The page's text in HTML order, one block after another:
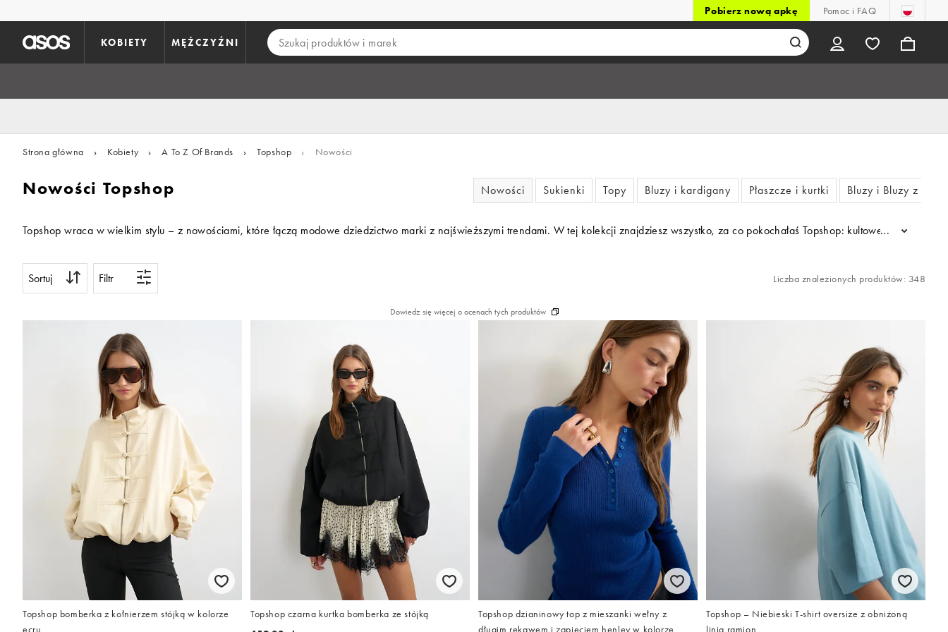
Pobierz nową apkę Pomoc i FAQ
KOBIETY MĘŻCZYŹNI
Strona główna › Kobiety › A To Z Of Brands › Topshop › Nowości
Nowości Topshop Nowości Sukienki Topy Bluzy i kardigany Płaszcze i kurtki Bluzy i Bluzy z
Topshop wraca w wielkim stylu – z nowościami, które łączą modowe dziedzictwo marki z najświeższymi trendami. W tej kolekcji znajdziesz wszystko, za co pokochałaś Topshop: kultowe jeansy
...
Sortuj Filtr Liczba znalezionych produktów: 348
Dowiedz się więcej o ocenach tych produktów
Topshop bomberka z kołnierzem stójką w kolorze
ecru
Topshop czarna kurtka bomberka ze stójką
Topshop dzianinowy top z mieszanki wełny z
długim rękawem i zapięciem henley w kolorze
Topshop – Niebieski T-shirt oversize z obniżoną
linią ramion